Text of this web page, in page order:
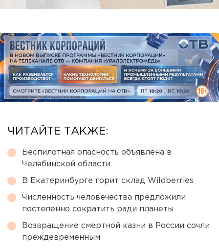
ЧИТАЙТЕ ТАКЖЕ:
Беспилотная опасность объявлена в
Челябинской области
В Екатеринбурге горит склад Wildberries
Численность человечества предложили
постепенно сократить ради планеты
Возвращение смертной казни в России сочли
преждевременным